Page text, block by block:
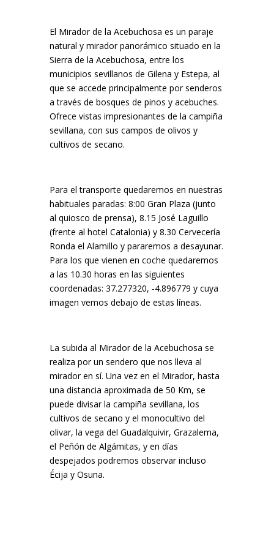
El Mirador de la Acebuchosa es un paraje
natural y mirador panorámico situado en la
Sierra de la Acebuchosa, entre los
municipios sevillanos de Gilena y Estepa, al
que se accede principalmente por senderos
a través de bosques de pinos y acebuches.
Ofrece vistas impresionantes de la campiña
sevillana, con sus campos de olivos y
cultivos de secano.
Para el transporte quedaremos en nuestras
habituales paradas: 8:00 Gran Plaza (junto
al quiosco de prensa), 8.15 José Laguillo
(frente al hotel Catalonia) y 8.30 Cervecería
Ronda el Alamillo y pararemos a desayunar.
Para los que vienen en coche quedaremos
a las 10.30 horas en las siguientes
coordenadas: 37.277320, -4.896779 y cuya
imagen vemos debajo de estas líneas.
La subida al Mirador de la Acebuchosa se
realiza por un sendero que nos lleva al
mirador en sí. Una vez en el Mirador, hasta
una distancia aproximada de 50 Km, se
puede divisar la campiña sevillana, los
cultivos de secano y el monocultivo del
olivar, la vega del Guadalquivir, Grazalema,
el Peñón de Algámitas, y en días
despejados podremos observar incluso
Écija y Osuna.